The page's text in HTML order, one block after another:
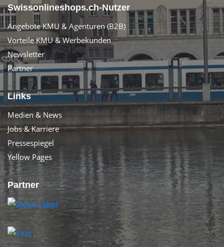
Swissonlineshops.ch-Nutzer
Angebote KMU & Agenturen (B2B)
Vorteile KMU & Werbekunden
Newsletter
Partner
Links
Medien & News
Jobs & Karriere
Pressespiegel
Yellow Pages
Partner